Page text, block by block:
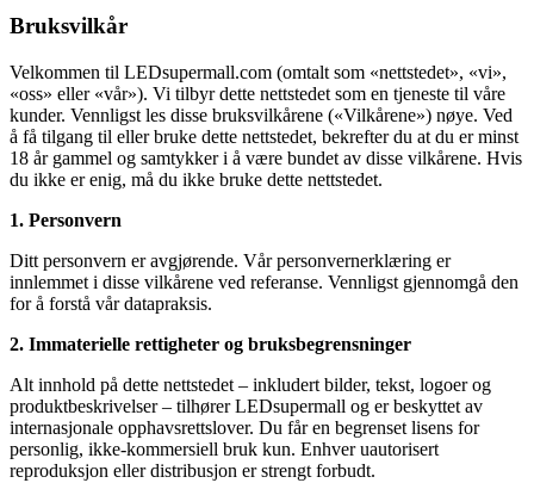
Bruksvilkår
Velkommen til LEDsupermall.com (omtalt som «nettstedet», «vi»,
«oss» eller «vår»). Vi tilbyr dette nettstedet som en tjeneste til våre
kunder. Vennligst les disse bruksvilkårene («Vilkårene») nøye. Ved
å få tilgang til eller bruke dette nettstedet, bekrefter du at du er minst
18 år gammel og samtykker i å være bundet av disse vilkårene. Hvis
du ikke er enig, må du ikke bruke dette nettstedet.
1. Personvern
Ditt personvern er avgjørende. Vår personvernerklæring er
innlemmet i disse vilkårene ved referanse. Vennligst gjennomgå den
for å forstå vår datapraksis.
2. Immaterielle rettigheter og bruksbegrensninger
Alt innhold på dette nettstedet – inkludert bilder, tekst, logoer og
produktbeskrivelser – tilhører LEDsupermall og er beskyttet av
internasjonale opphavsrettslover. Du får en begrenset lisens for
personlig, ikke-kommersiell bruk kun. Enhver uautorisert
reproduksjon eller distribusjon er strengt forbudt.